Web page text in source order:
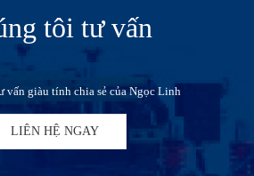
tôi tư vấn
vấn giàu tính chia sẻ của Ngọc Linh
LIÊN HỆ NGAY